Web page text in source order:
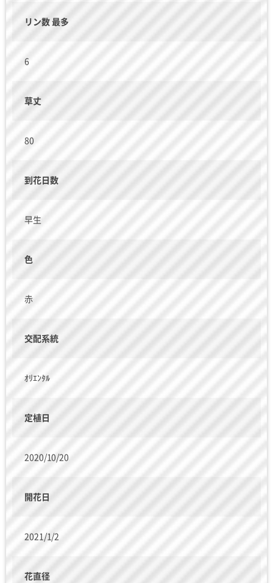
リン数 最多
6
草丈
80
到花日数
早生
色
赤
交配系統
ｵﾘｴﾝﾀﾙ
定植日
2020/10/20
開花日
2021/1/2
花直径